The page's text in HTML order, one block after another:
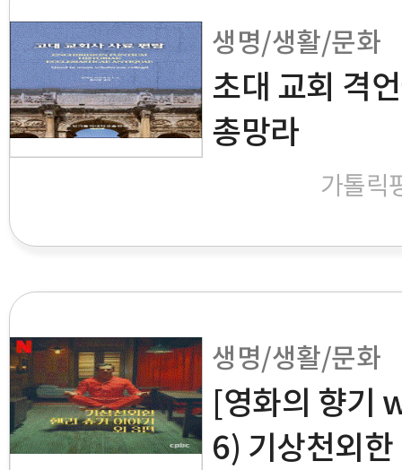
생명/생활/문화
초대 교회 격
총망라
가톨릭
생명/생활/문화
[영화의 향기
6) 기상천외